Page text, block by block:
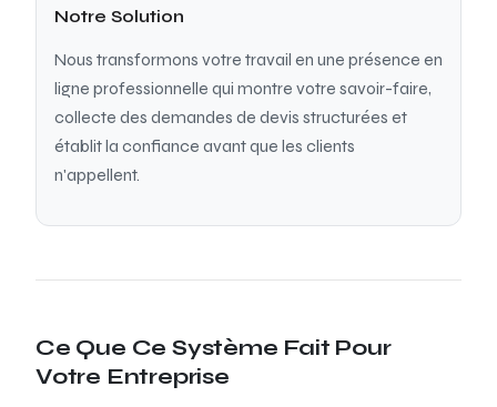
Notre Solution
Nous transformons votre travail en une présence en
ligne professionnelle qui montre votre savoir-faire,
collecte des demandes de devis structurées et
établit la confiance avant que les clients
n'appellent.
Ce Que Ce Système Fait Pour
Votre Entreprise